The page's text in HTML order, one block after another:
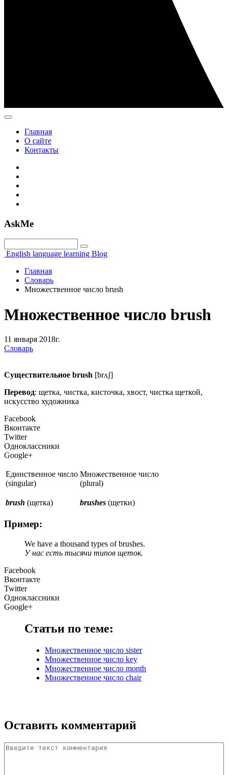
Главная
О сайте
Контакты
AskMe
Форма поиска
English language learning Blog
Главная
Словарь
Множественное число brush
Множественное число brush
11 января 2018г.
Словарь
Существительное brush [brʌʃ]
Перевод: щетка, чистка, кисточка, хвост, чистка щеткой,
искусство художника
Facebook
Вконтакте
Twitter
Одноклассники
Google+
Единственное число
(singular)
Множественное число
(plural)
brush (щетка) brushes (щетки)
Пример:
We have a thousand types of brushes.
У нас есть тысячи типов щеток.
Facebook
Вконтакте
Twitter
Одноклассники
Google+
Статьи по теме:
Множественное число sister
Множественное число key
Множественное число month
Множественное число chair
Оставить комментарий
Комментарий*